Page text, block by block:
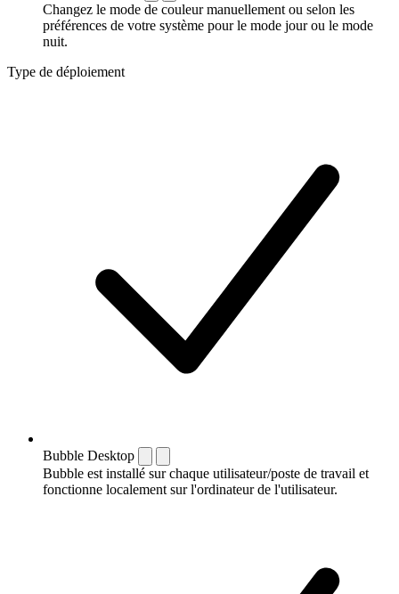
Changez le mode de couleur manuellement ou selon les
préférences de votre système pour le mode jour ou le mode
nuit.
Type de déploiement
Bubble Desktop
Bubble est installé sur chaque utilisateur/poste de travail et
fonctionne localement sur l'ordinateur de l'utilisateur.